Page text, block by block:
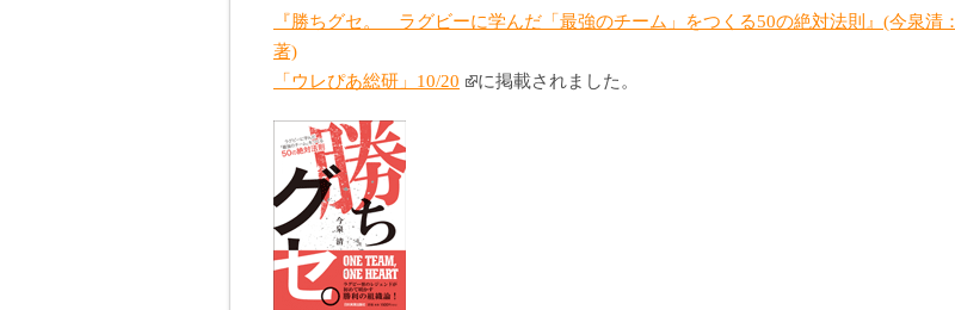
『勝ちグセ。 ラグビーに学んだ「最強のチーム」をつくる50の絶対法則』(今泉清：
著)
「ウレぴあ総研」10/20
に掲載されました。